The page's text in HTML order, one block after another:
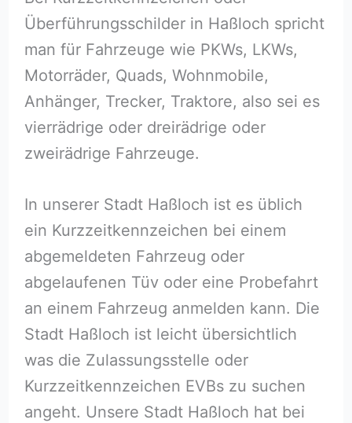
Überführungsschilder in Haßloch⁠ spricht
man für Fahrzeuge wie PKWs, LKWs,
Motorräder, Quads, Wohnmobile,
Anhänger, Trecker, Traktore, also sei es
vierrädrige oder dreirädrige oder
zweirädrige Fahrzeuge.
In unserer Stadt Haßloch⁠ ist es üblich
ein Kurzzeitkennzeichen bei einem
abgemeldeten Fahrzeug oder
abgelaufenen Tüv oder eine Probefahrt
an einem Fahrzeug anmelden kann. Die
Stadt Haßloch⁠ ist leicht übersichtlich
was die Zulassungsstelle oder
Kurzzeitkennzeichen EVBs zu suchen
angeht. Unsere Stadt Haßloch⁠ hat bei